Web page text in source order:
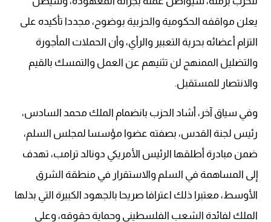
يعلن مواقفه الحكومية والحزبية بوضوح، مجددا تأكيده على
التزام أعضائه بحرية التعبير والرأي، وأن الحملات المأجورة
والتضليل الممنهج لن تثنيهم عن العمل والتمسك بالقيم
والانتصار للمستقبل.
وفي سياق آخر، أشاد الحزب بانضمام الملك محمد السادس،
رئيس لجنة القدس، بصفته عضوا مؤسسا لمجلس السلم،
ضمن مبادرة أطلقها الرئيس الأمريكي دونالد ترامب، تهدف
إلى المساهمة في السلم والاستقرار في منطقة الشرق
الأوسط، معتبرا ذلك اعترافا صريحا بالجهود الكبيرة التي بذلها
الملك لفائدة الشعب الفلسطيني وحماية حقوقه، وعلى